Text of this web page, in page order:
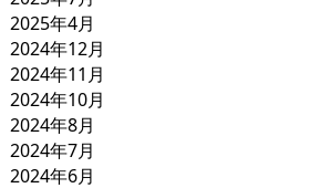
2025年4月
2024年12月
2024年11月
2024年10月
2024年8月
2024年7月
2024年6月